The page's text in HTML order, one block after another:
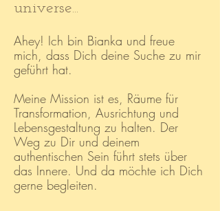
universe...
Ahey! Ich bin Bianka und freue
mich, dass Dich deine Suche zu mir
geführt hat.
Meine Mission ist es, Räume für
Transformation, Ausrichtung und
Lebensgestaltung zu halten. Der
Weg zu Dir und deinem
authentischen Sein führt stets über
das Innere. Und da möchte ich Dich
gerne begleiten.